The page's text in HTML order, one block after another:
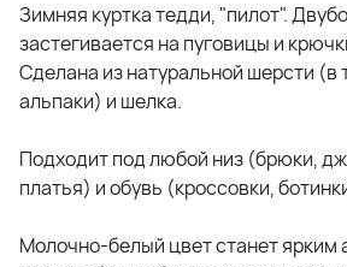
Зимняя куртка тедди, "пилот".
застегивается на пуговицы и
Сделана из натуральной шерсти (в
альпаки) и шелка.
Подходит под любой низ (брюки,
платья) и обувь (кроссовки,
Молочно-белый цвет станет ярким